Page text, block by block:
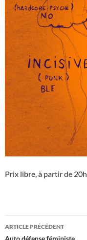
Prix libre, à partir de 20h
Navigation
ARTICLE PRÉCÉDENT
Auto défense féministe